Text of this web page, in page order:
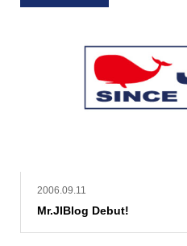
2006.09.11
Mr.JIBlog Debut!